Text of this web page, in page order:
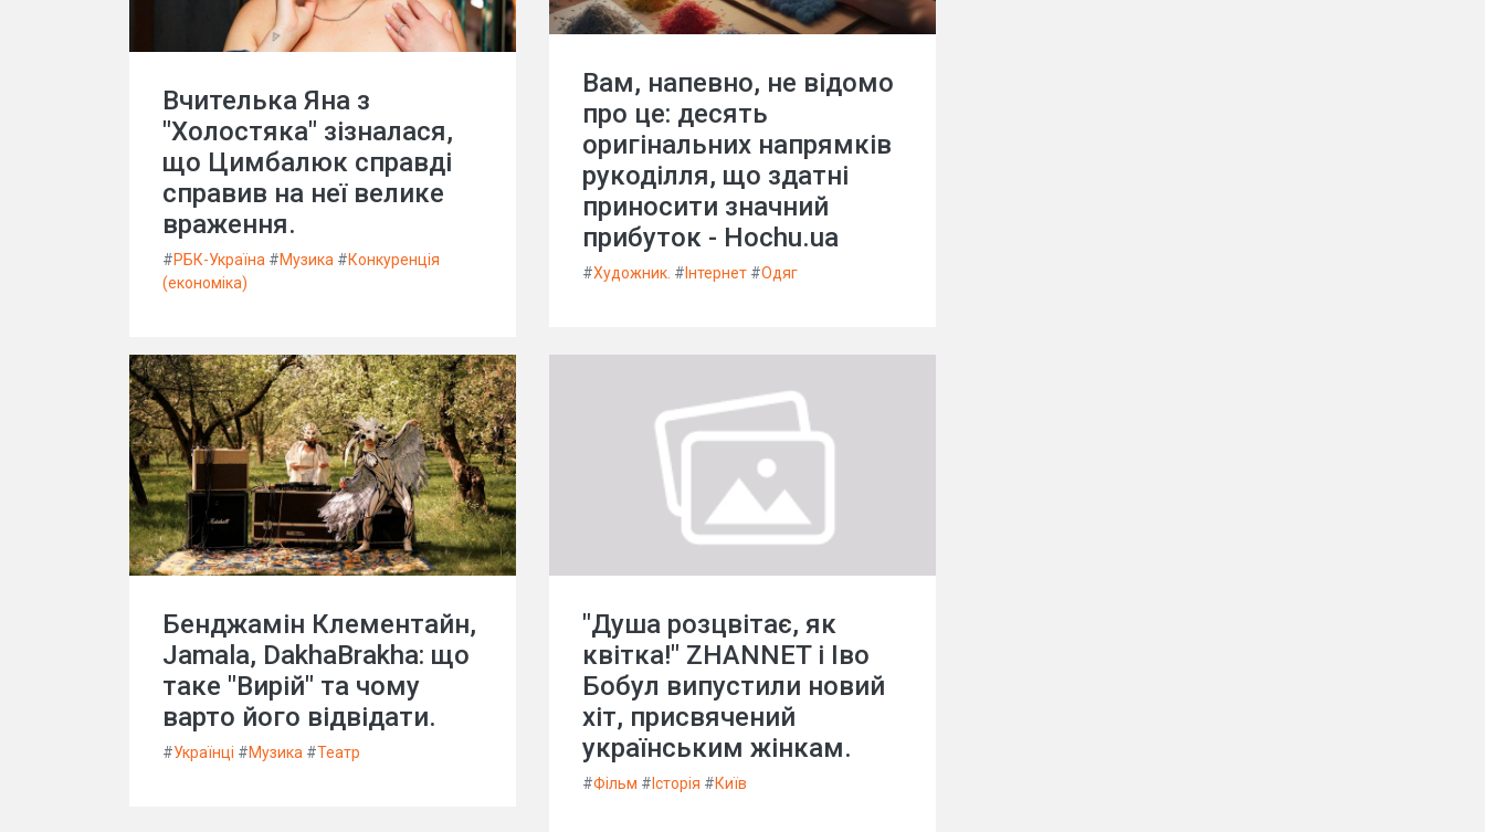
Вчителька Яна з
"Холостяка" зізналася,
що Цимбалюк справді
справив на неї велике
враження.
#РБК-Україна #Музика #Конкуренція
(економіка)
Вам, напевно, не відомо
про це: десять
оригінальних напрямків
рукоділля, що здатні
приносити значний
прибуток - Hochu.ua
#Художник. #Інтернет #Одяг
Бенджамін Клементайн,
Jamala, DakhaBrakha: що
таке "Вирій" та чому
варто його відвідати.
#Українці #Музика #Театр
"Душа розцвітає, як
квітка!" ZHANNET і Іво
Бобул випустили новий
хіт, присвячений
українським жінкам.
#Фільм # Історія #Київ